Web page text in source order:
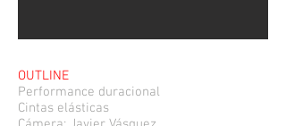
OUTLINE
Performance duracional
Cintas elásticas